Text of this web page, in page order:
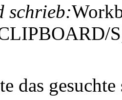
schrieb:
das